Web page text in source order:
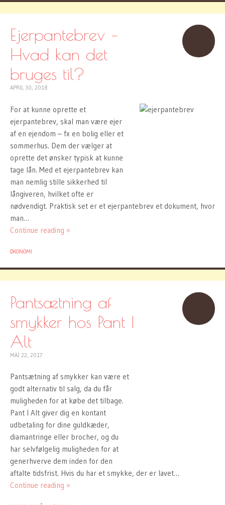
Ejerpantebrev –
Hvad kan det
bruges til?
APRIL 30, 2018
For at kunne oprette et
ejerpantebrev, skal man være ejer
af en ejendom – fx en bolig eller et
sommerhus. Dem der vælger at
oprette det ønsker typisk at kunne
tage lån. Med et ejerpantebrev kan
man nemlig stille sikkerhed til
långiveren, hvilket ofte er
nødvendigt. Praktisk set er et ejerpantebrev et dokument, hvor
man…
Continue reading »
ØKONOMI
Pantsætning af
smykker hos Pant I
Alt
MAJ 22, 2017
Pantsætning af smykker kan være et
godt alternativ til salg, da du får
muligheden for at købe det tilbage.
Pant I Alt giver dig en kontant
udbetaling for dine guldkæder,
diamantringe eller brocher, og du
har selvfølgelig muligheden for at
generhverve dem inden for den
aftalte tidsfrist. Hvis du har et smykke, der er lavet…
Continue reading »